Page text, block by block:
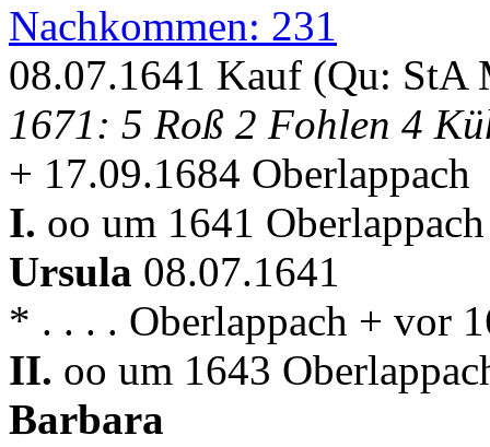
Nachkommen: 231
08.07.1641 Kauf (Qu: StA
1671: 5 Roß 2 Fohlen 4
+ 17.09.1684 Oberlappach
I. oo um 1641
Ursula 08.07.1641
* . . . . Oberlappach + vor
II. oo um 1643
Barbara